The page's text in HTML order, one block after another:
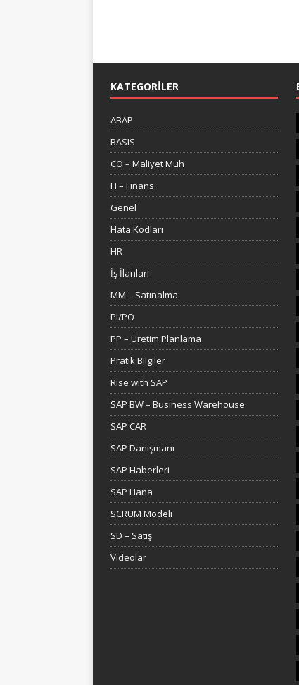
KATEGORILER
ABAP
BASIS
CO – Maliyet Muh
FI – Finans
Genel
Hata Kodları
HR
İş İlanları
MM – Satınalma
PI/PO
PP – Üretim Planlama
Pratik Bilgiler
Rise with SAP
SAP BW – Business Warehouse
SAP CAR
SAP Danışmanı
SAP Haberleri
SAP Hana
SCRUM Modeli
SD – Satış
Videolar